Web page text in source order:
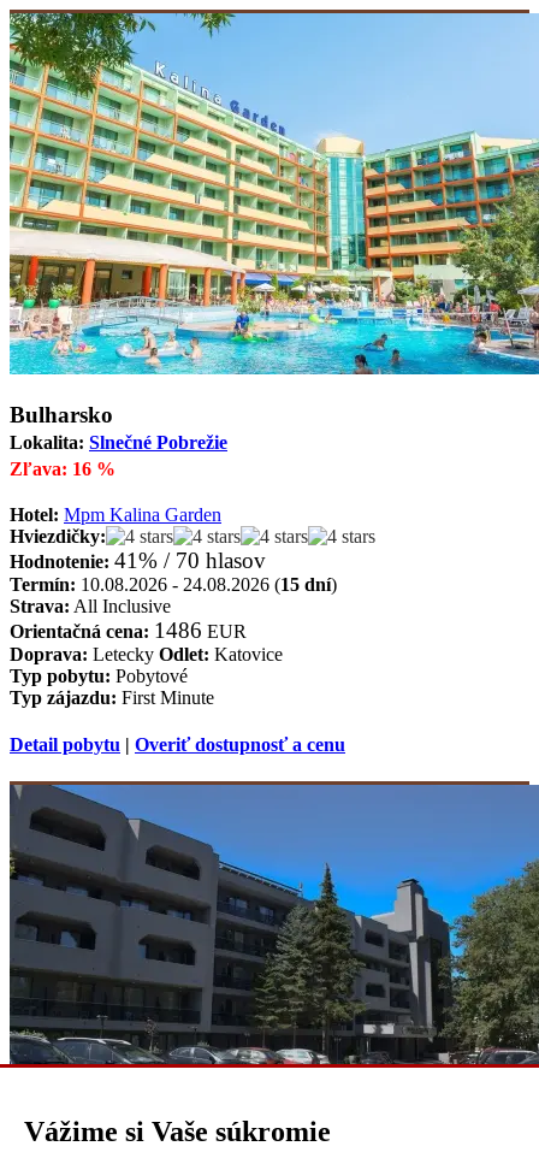
Bulharsko
Lokalita: Slnečné Pobrežie
Zľava: 16 %
Hotel: Mpm Kalina Garden
Hviezdičky:
Hodnotenie: 41% / 70 hlasov
Termín: 10.08.2026 - 24.08.2026 (15 dní)
Strava: All Inclusive
Orientačná cena: 1486 EUR
Doprava: Letecky Odlet: Katovice
Typ pobytu: Pobytové
Typ zájazdu: First Minute
Detail pobytu | Overiť dostupnosť a cenu
Vážime si Vaše súkromie